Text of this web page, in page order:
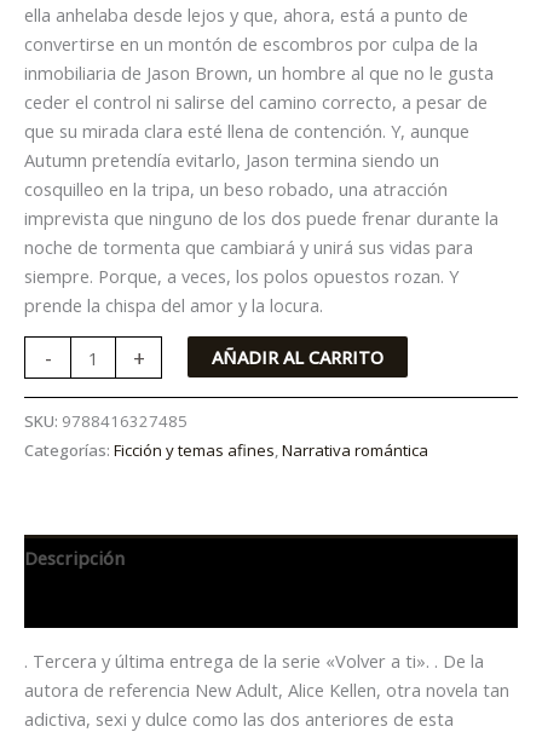
ella anhelaba desde lejos y que, ahora, está a punto de
convertirse en un montón de escombros por culpa de la
inmobiliaria de Jason Brown, un hombre al que no le gusta
ceder el control ni salirse del camino correcto, a pesar de
que su mirada clara esté llena de contención. Y, aunque
Autumn pretendía evitarlo, Jason termina siendo un
cosquilleo en la tripa, un beso robado, una atracción
imprevista que ninguno de los dos puede frenar durante la
noche de tormenta que cambiará y unirá sus vidas para
siempre. Porque, a veces, los polos opuestos rozan. Y
prende la chispa del amor y la locura.
- + AÑADIR AL CARRITO
SKU: 9788416327485
Categorías: Ficción y temas afines Narrativa romántica
Descripción
. Tercera y última entrega de la serie «Volver a ti». . De la
autora de referencia New Adult, Alice Kellen, otra novela tan
adictiva, sexi y dulce como las dos anteriores de esta